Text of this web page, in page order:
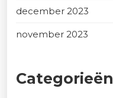
december 2023
november 2023
Categorieën